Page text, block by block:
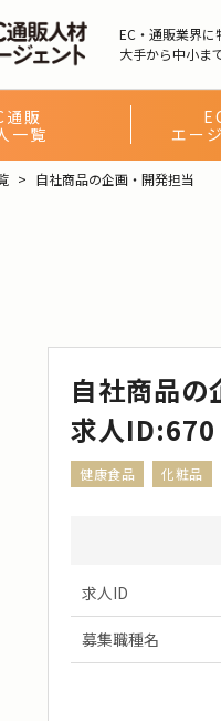
EC・通販業界に
大手から中小ま
通販
一覧
エー
自社商品の企画・開発担当
自社商品の
求人ID:670
健康食品 化粧品
求人ID
募集職種名